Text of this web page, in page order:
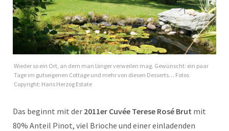
Wieder so ein Ort, an dem man länger verweilen mag. Gewünscht: ein paar
Tage im gutseigenen Cottage und mehr von diesen Desserts… Fotos
Copyright: Hans Herzog Estate
Das beginnt mit der 2011er Cuvée Terese Rosé Brut mit
80% Anteil Pinot, viel Brioche und einer einladenden